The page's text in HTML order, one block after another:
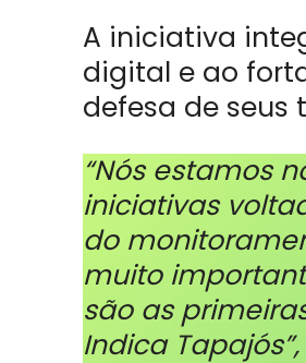
A iniciativa
digital e ao
defesa de seus
“Nós estamos
iniciativas
do
muito
são as
Indica